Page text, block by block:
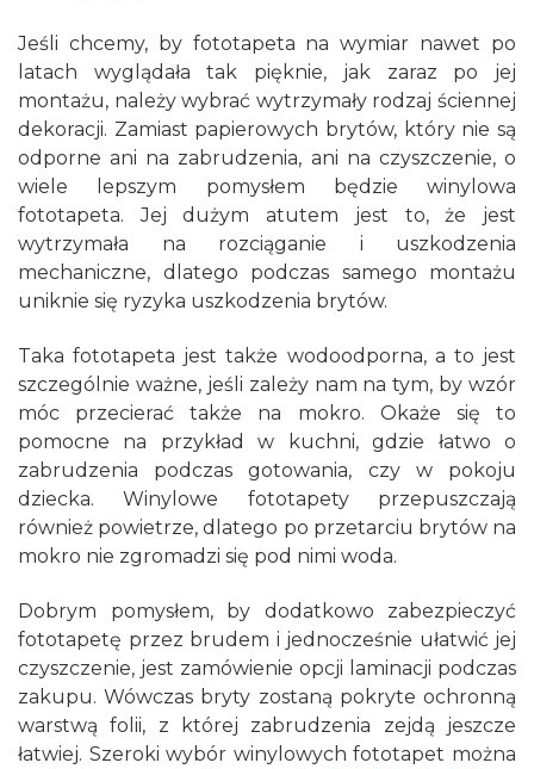
Jeśli chcemy, by fototapeta na wymiar nawet po
latach wyglądała tak pięknie, jak zaraz po jej
montażu, należy wybrać wytrzymały rodzaj ściennej
dekoracji. Zamiast papierowych brytów, który nie są
odporne ani na zabrudzenia, ani na czyszczenie, o
wiele lepszym pomysłem będzie winylowa
fototapeta. Jej dużym atutem jest to, że jest
wytrzymała na rozciąganie i uszkodzenia
mechaniczne, dlatego podczas samego montażu
uniknie się ryzyka uszkodzenia brytów.
Taka fototapeta jest także wodoodporna, a to jest
szczególnie ważne, jeśli zależy nam na tym, by wzór
móc przecierać także na mokro. Okaże się to
pomocne na przykład w kuchni, gdzie łatwo o
zabrudzenia podczas gotowania, czy w pokoju
dziecka. Winylowe fototapety przepuszczają
również powietrze, dlatego po przetarciu brytów na
mokro nie zgromadzi się pod nimi woda.
Dobrym pomysłem, by dodatkowo zabezpieczyć
fototapetę przez brudem i jednocześnie ułatwić jej
czyszczenie, jest zamówienie opcji laminacji podczas
zakupu. Wówczas bryty zostaną pokryte ochronną
warstwą folii, z której zabrudzenia zejdą jeszcze
łatwiej. Szeroki wybór winylowych fototapet można